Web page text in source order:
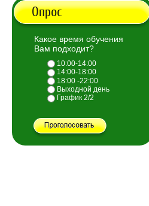
Опрос
Какое время обучения
Вам подходит?
10:00-14:00
14:00-18:00
18:00 -22:00
Выходной день
График 2/2